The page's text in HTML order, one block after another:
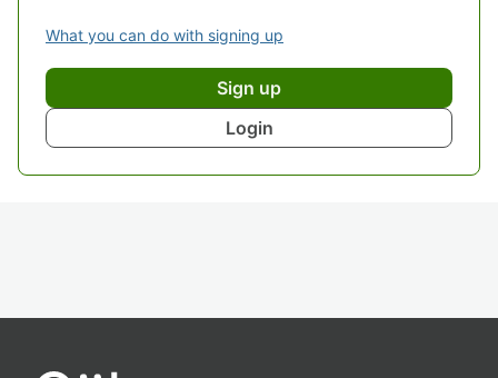
What you can do with signing up
Sign up
Login